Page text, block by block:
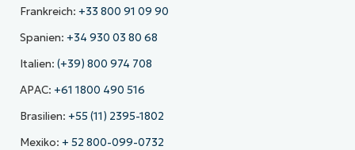
Frankreich: +33 800 91 09 90
Spanien: +34 930 03 80 68
Italien: (+39) 800 974 708
APAC: +61 1800 490 516
Brasilien: +55 (11) 2395-1802
Mexiko: + 52 800-099-0732